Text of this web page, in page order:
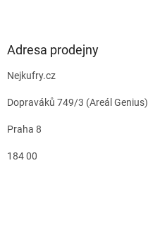
Adresa prodejny
Nejkufry.cz
Dopraváků 749/3 (Areál Genius)
Praha 8
184 00